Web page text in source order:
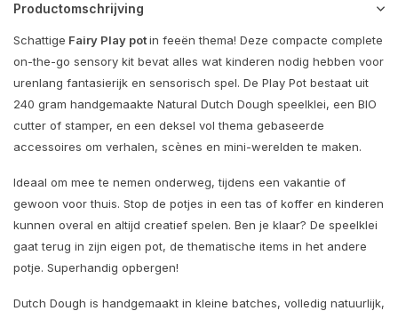
Productomschrijving
Schattige Fairy Play potin feeën thema! Deze compacte complete
on-the-go sensory kit bevat alles wat kinderen nodig hebben voor
urenlang fantasierijk en sensorisch spel. De Play Pot bestaat uit
240 gram handgemaakte Natural Dutch Dough speelklei, een BIO
cutter of stamper, en een deksel vol thema gebaseerde
accessoires om verhalen, scènes en mini-werelden te maken.
Ideaal om mee te nemen onderweg, tijdens een vakantie of
gewoon voor thuis. Stop de potjes in een tas of koffer en kinderen
kunnen overal en altijd creatief spelen. Ben je klaar? De speelklei
gaat terug in zijn eigen pot, de thematische items in het andere
potje. Superhandig opbergen!
Dutch Dough is handgemaakt in kleine batches, volledig natuurlijk,